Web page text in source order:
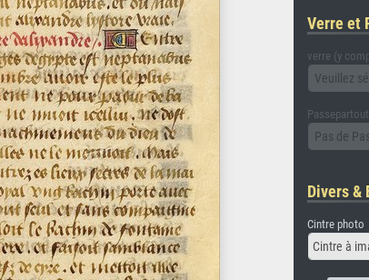
Verre et
verre (y
Veuillez
Passepartout
Pas de
Divers &
Cintre photo
Cintre à